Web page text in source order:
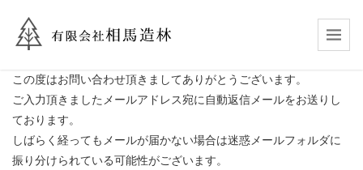
この度はお問い合わせ頂きましてありがとうございます。
ご入力頂きましたメールアドレス宛に自動返信メールをお送りし
ております。
しばらく経ってもメールが届かない場合は迷惑メールフォルダに
振り分けられている可能性がございます。